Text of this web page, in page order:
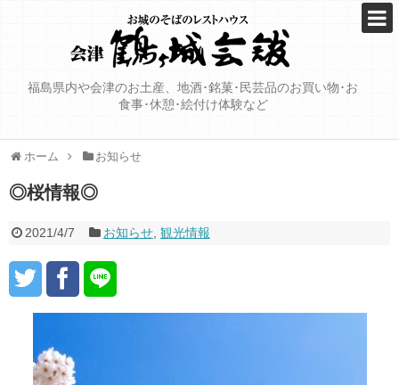
福島県内や会津のお土産、地酒･銘菓･民芸品のお買い物･お
食事･休憩･絵付け体験など
ホーム お知らせ
◎桜情報◎
2021/4/7 お知らせ, 観光情報